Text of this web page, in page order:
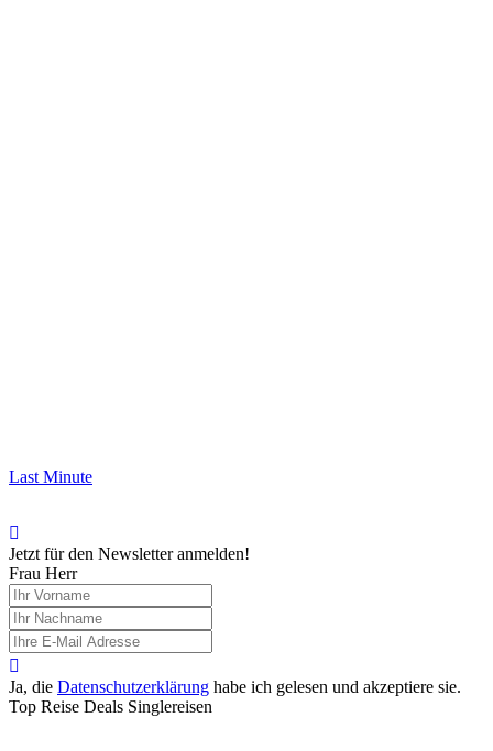
Last Minute
Jetzt für den Newsletteranmelden!
Frau Herr
Ja, die Datenschutzerklärung habe ich gelesen und akzeptiere sie.
Top Reise Deals Singlereisen